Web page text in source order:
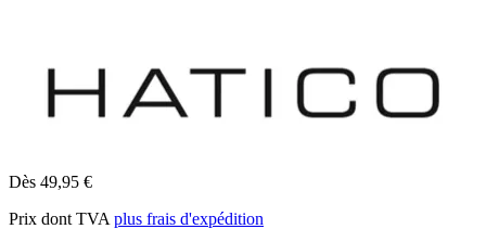
Dès 49,95 €
Prix dont TVA plus frais d'expédition